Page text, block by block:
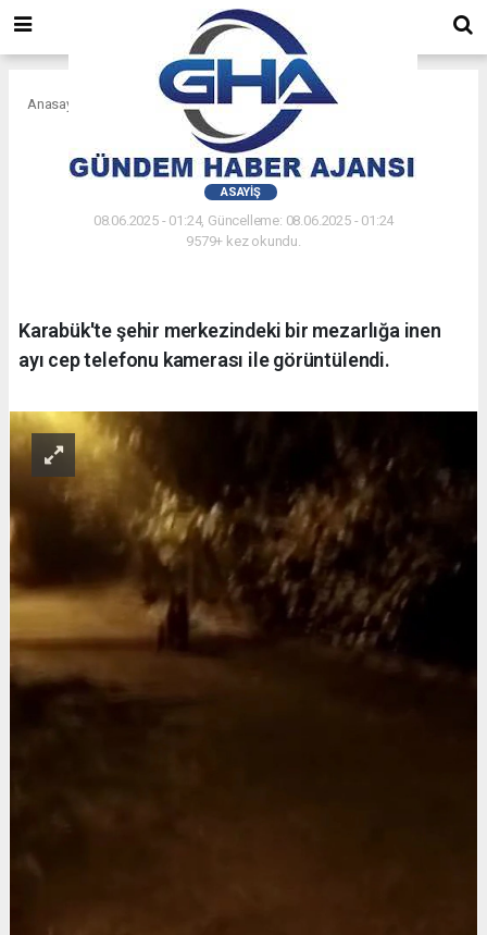
Anasayfa
Mezarlık yanına inen ayı
ASAYIŞ
08.06.2025 - 01:24, Güncelleme: 08.06.2025 - 01:24
9579+ kez okundu.
Karabük'te şehir merkezindeki bir mezarlığa inen
ayı cep telefonu kamerası ile görüntülendi.